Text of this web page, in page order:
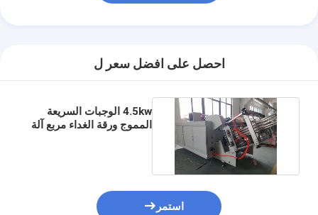
احصل على افضل سعر ل
4.5kw الوجبات السريعة
المموج ورقة الغداء مربع آلة
استمر